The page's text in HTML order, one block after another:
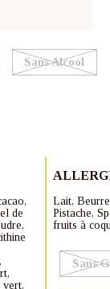
Sans Alcool
de
vert,
Lait,
Pistache,
fruits à
Sans